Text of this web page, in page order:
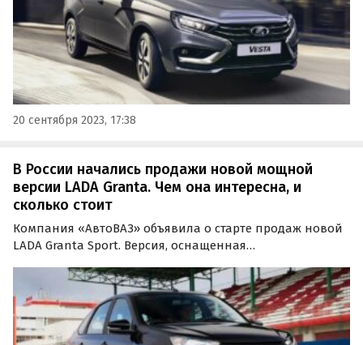
20 сентября 2023, 17:38
В России начались продажи новой мощной
версии LADA Granta. Чем она интересна, и
сколько стоит
Компания «АвтоВАЗ» объявила о старте продаж новой
LADA Granta Sport. Версия, оснащенная
перенастроенным под активную езду шасси, доступна
в двух вариантах кузова — седан и лифтбек.